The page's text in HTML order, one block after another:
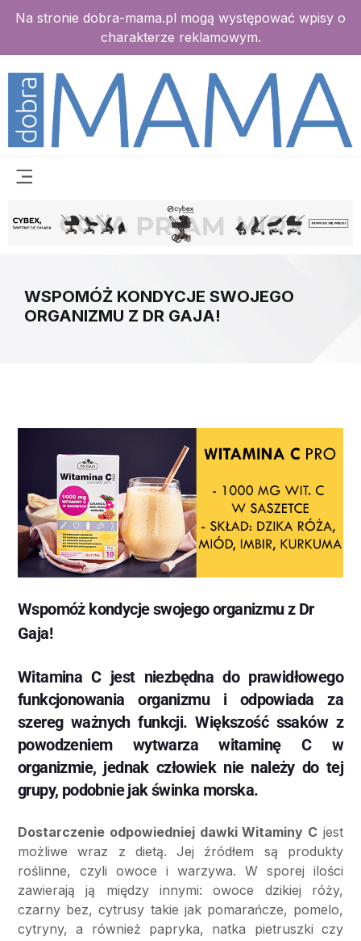
Na stronie dobra-mama.pl mogą występować wpisy o
charakterze reklamowym.
WSPOMÓŻ KONDYCJE SWOJEGO
ORGANIZMU Z DR GAJA!
Wspomóż kondycje swojego organizmu z Dr
Gaja!
Witamina C jest niezbędna do prawidłowego
funkcjonowania organizmu i odpowiada za
szereg ważnych funkcji. Większość ssaków z
powodzeniem wytwarza witaminę C w
organizmie, jednak człowiek nie należy do tej
grupy, podobnie jak świnka morska.
Dostarczenie odpowiedniej dawki Witaminy C jest
możliwe wraz z dietą. Jej źródłem są produkty
roślinne, czyli owoce i warzywa. W sporej ilości
zawierają ją między innymi: owoce dzikiej róży,
czarny bez, cytrusy takie jak pomarańcze, pomelo,
cytryny, a również papryka, natka pietruszki czy